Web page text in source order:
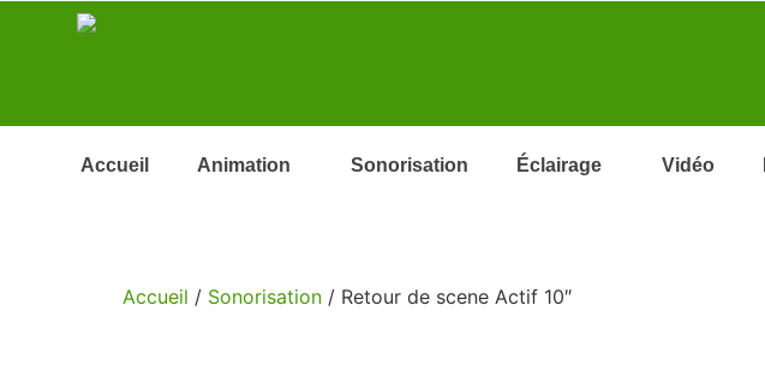
Accueil Animation Sonorisation Éclairage Vidéo
Accueil / Sonorisation / Retour de scene Actif 10″